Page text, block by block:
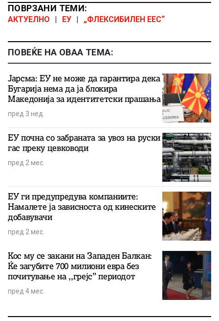
ПОВРЗАНИ ТЕМИ:
АКТУЕЛНО | ЕУ | „ФЛЕКСИБИЛЕН ЕЕС“
ПОВЕЌЕ НА ОВАА ТЕМА:
Јарсма: ЕУ не може да гарантира дека
Бугарија нема да ја блокира
Македонија за идентитетски прашања
пред 3 нед.
ЕУ почна со забраната за увоз на руски
гас преку цевководи
пред 2 мес.
ЕУ ги предупредува компаниите:
Намалете ја зависноста од кинеските
добавувачи
пред 2 мес.
Кос му се закани на Западен Балкан:
Ќе загубите 700 милиони евра без
почитување на ,,грејс” периодот
пред 4 мес.